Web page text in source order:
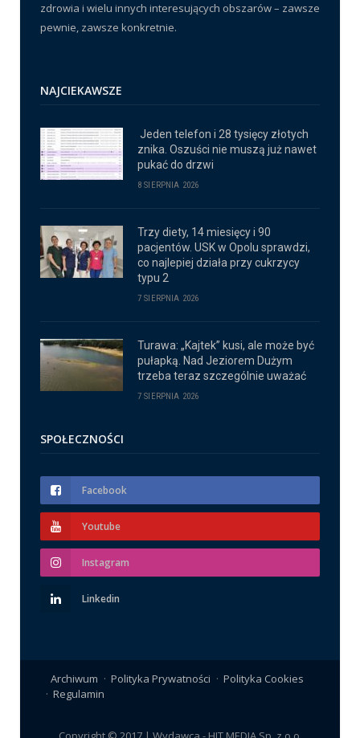
zdrowia i wielu innych interesujących obszarów – zawsze
pewnie, zawsze konkretnie.
NAJCIEKAWSZE
Jeden telefon i 28 tysięcy złotych
znika. Oszuści nie muszą już nawet
pukać do drzwi
8 SIERPNIA 2026
Trzy diety, 14 miesięcy i 90
pacjentów. USK w Opolu sprawdzi,
co najlepiej działa przy cukrzycy
typu 2
7 SIERPNIA 2026
Turawa: „Kajtek” kusi, ale może być
pułapką. Nad Jeziorem Dużym
trzeba teraz szczególnie uważać
7 SIERPNIA 2026
SPOŁECZNOŚCI
Facebook
Youtube
Instagram
Linkedin
Archiwum Polityka Prywatności
Polityka Cookies
Regulamin